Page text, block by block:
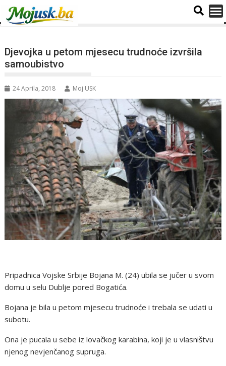
Djevojka u petom mjesecu trudnoće izvršila
samoubistvo
24 Aprila, 2018 Moj USK
Pripadnica Vojske Srbije Bojana M. (24) ubila se jučer u svom
domu u selu Dublje pored Bogatića.
Bojana je bila u petom mjesecu trudnoće i trebala se udati u
subotu.
Ona je pucala u sebe iz lovačkog karabina, koji je u vlasništvu
njenog nevjenčanog supruga.